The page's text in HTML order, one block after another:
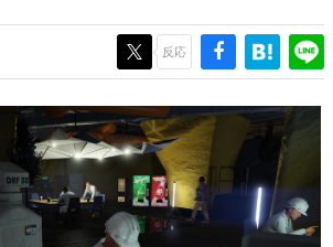
のデジタルゲーム市場を担う若きクリエイター達
追い、彼らのルーツと情熱を探っていきます。
多大な影響を受けた作家さんに取材し、ゲームが
ンテンツ産業やカルチャーに与えた影響を探る企
バイルゲーム産業史
バイルゲーム史における主要なトピック・タイト
羅するほか、開発者へのインタビューや識者による
載。約20年の歴史が一望できる決定版！
反応